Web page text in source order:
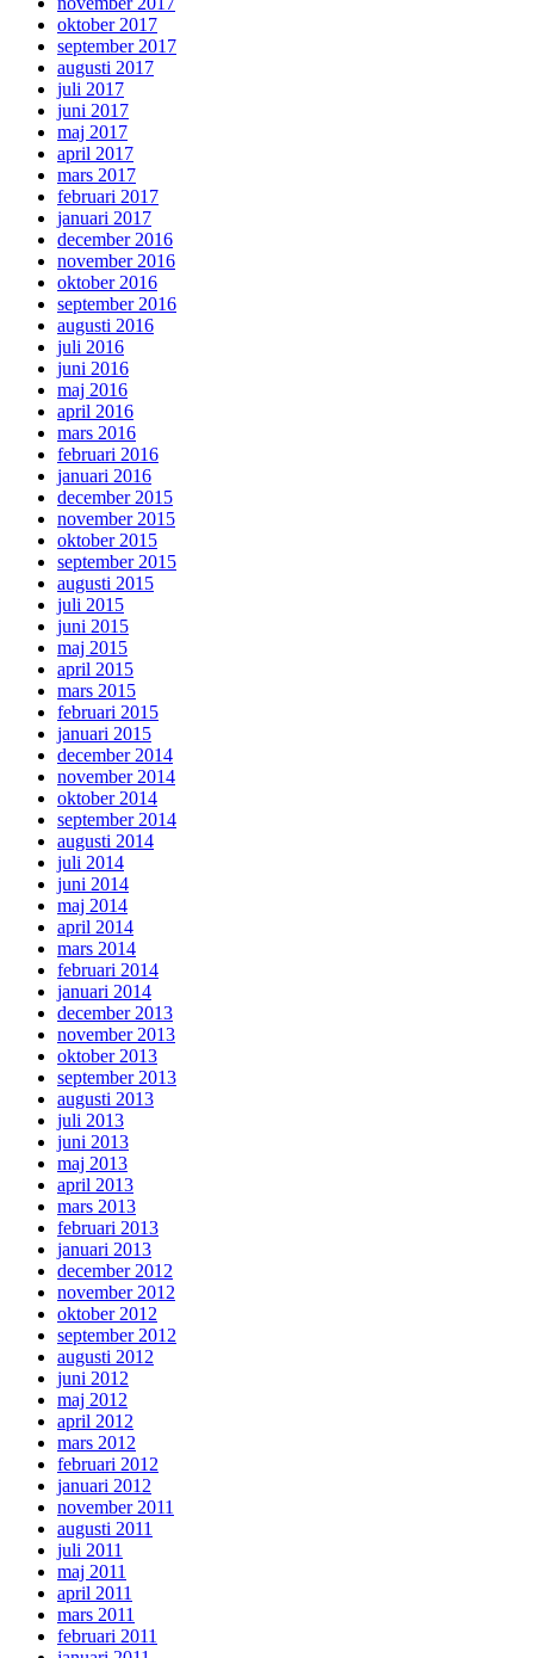
oktober 2017
september 2017
augusti 2017
juli 2017
juni 2017
maj 2017
april 2017
mars 2017
februari 2017
januari 2017
december 2016
november 2016
oktober 2016
september 2016
augusti 2016
juli 2016
juni 2016
maj 2016
april 2016
mars 2016
februari 2016
januari 2016
december 2015
november 2015
oktober 2015
september 2015
augusti 2015
juli 2015
juni 2015
maj 2015
april 2015
mars 2015
februari 2015
januari 2015
december 2014
november 2014
oktober 2014
september 2014
augusti 2014
juli 2014
juni 2014
maj 2014
april 2014
mars 2014
februari 2014
januari 2014
december 2013
november 2013
oktober 2013
september 2013
augusti 2013
juli 2013
juni 2013
maj 2013
april 2013
mars 2013
februari 2013
januari 2013
december 2012
november 2012
oktober 2012
september 2012
augusti 2012
juni 2012
maj 2012
april 2012
mars 2012
februari 2012
januari 2012
november 2011
augusti 2011
juli 2011
maj 2011
april 2011
mars 2011
februari 2011